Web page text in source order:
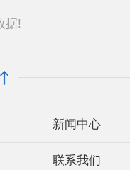
据!
新闻中心
联系我们